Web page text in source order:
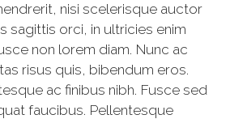
nisi scelerisque auctor
sagittis orci, in ultricies enim
non lorem diam. Nunc ac
risus quis, bibendum eros.
ac finibus nibh. Fusce sed
faucibus. Pellentesque